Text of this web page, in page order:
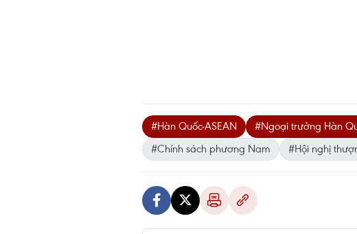
#Hàn Quốc-ASEAN #Ngoại trưởng Hàn
#Chính sách phương Nam
#Hội nghị